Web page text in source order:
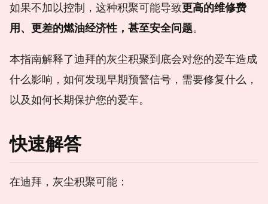
如果不加以控制，这种积聚可能导致更高的维修费
用、更差的燃油经济性，甚至安全问题。
本指南解释了迪拜的灰尘积聚到底会对您的爱车造成
什么影响，如何发现早期预警信号，需要修复什么，
以及如何长期保护您的爱车。
快速解答
在迪拜，灰尘积聚可能：